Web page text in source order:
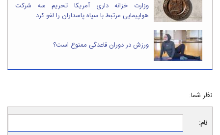
وزارت خزانه داری آمریکا تحریم سه شرکت
هواپیمایی مرتبط با سپاه پاسداران را لغو کرد
ورزش در دوران قاعدگی ممنوع است؟
نظر شما:
نام: